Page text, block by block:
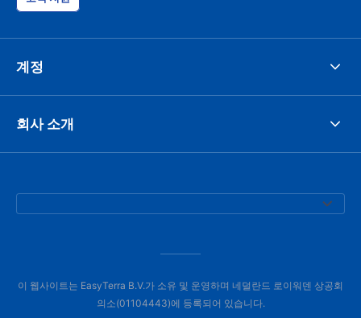
계정
회사 소개
이 웹사이트는 EasyTerra B.V.가 소유 및 운영하며 네덜란드 로이워덴 상공회
의소(01104443)에 등록되어 있습니다.